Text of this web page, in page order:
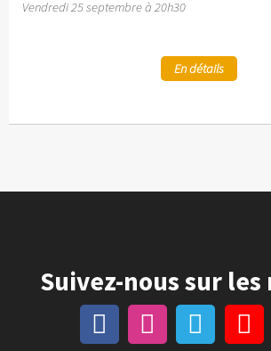
Vendredi 25 septembre à 20h30
En détails
Suivez-nous sur les